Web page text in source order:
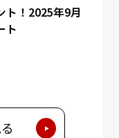
ト！2025年9月
ト